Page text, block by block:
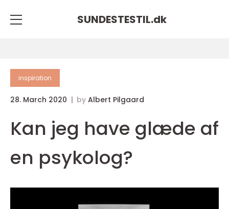
SUNDESTESTIL.dk
inspiration
28. March 2020 by Albert Pilgaard
Kan jeg have glæde af
en psykolog?